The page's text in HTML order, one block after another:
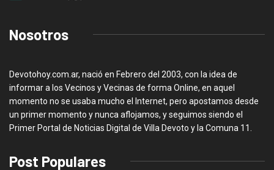
Nosotros
Devotohoy.com.ar, nació en Febrero del 2003, con la idea de
informar a los Vecinos y Vecinas de forma Online, en aquel
momento no se usaba mucho el Internet, pero apostamos desde
un primer momento y nunca aflojamos, y seguimos siendo el
Primer Portal de Noticias Digital de Villa Devoto y la Comuna 11.
Post Populares